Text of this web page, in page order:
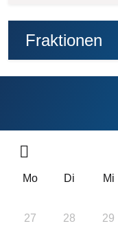
Fraktionen
Mo Di Mi
27 28 29